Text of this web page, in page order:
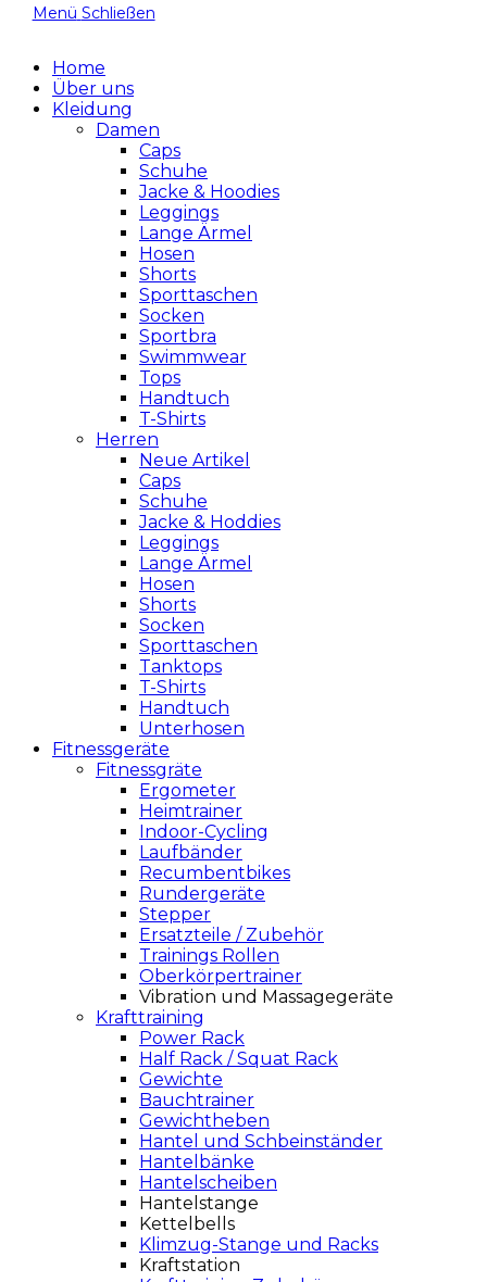
Menü Schließen
Home
Über uns
Kleidung
Damen
Caps
Schuhe
Jacke & Hoodies
Leggings
Lange Ärmel
Hosen
Shorts
Sporttaschen
Socken
Sportbra
Swimmwear
Tops
Handtuch
T-Shirts
Herren
Neue Artikel
Caps
Schuhe
Jacke & Hoddies
Leggings
Lange Ärmel
Hosen
Shorts
Socken
Sporttaschen
Tanktops
T-Shirts
Handtuch
Unterhosen
Fitnessgeräte
Fitnessgräte
Ergometer
Heimtrainer
Indoor-Cycling
Laufbänder
Recumbentbikes
Rundergeräte
Stepper
Ersatzteile / Zubehör
Trainings Rollen
Oberkörpertrainer
Vibration und Massagegeräte
Krafttraining
Power Rack
Half Rack / Squat Rack
Gewichte
Bauchtrainer
Gewichtheben
Hantel und Schbeinständer
Hantelbänke
Hantelscheiben
Hantelstange
Kettelbells
Klimzug-Stange und Racks
Kraftstation